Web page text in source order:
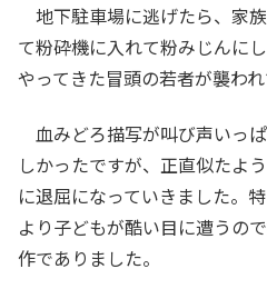
地下駐車場に逃げたら、家
て粉砕機に入れて粉みじんに
やってきた冒頭の若者が襲われ
血みどろ描写が叫び声いっ
しかったですが、正直似たよ
に退屈になっていきました。
より子どもが酷い目に遭うの
作でありました。